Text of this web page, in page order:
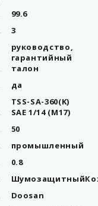
99.6
3
руководство,
гарантийный
талон
да
TSS-SA-360(K)
SAE 1/14 (М17)
50
промышленный
0.8
Doosan